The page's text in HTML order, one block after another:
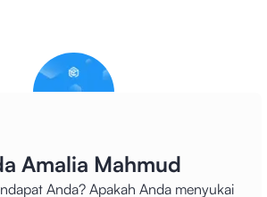
Amalia Mahmud
Anda? Apakah Anda menyukai